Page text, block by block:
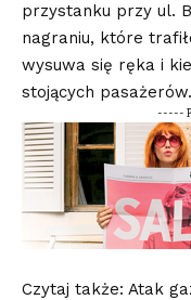
przystanku przy ul.
nagraniu, które
wysuwa się ręka i
stojących pasażerów.
-----
Czytaj także: Atak